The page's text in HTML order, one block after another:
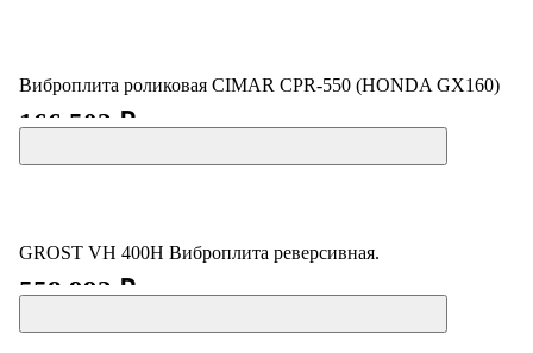
Виброплита роликовая CIMAR CPR-550 (HONDA GX160)
166 502 ₽
GROST VH 400H Виброплита реверсивная.
558 992 ₽